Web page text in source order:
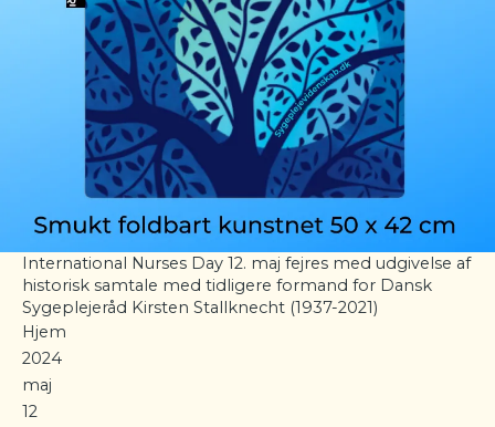
International Nurses Day 12. maj fejres med udgivelse af
historisk samtale med tidligere formand for Dansk
Sygeplejeråd Kirsten Stallknecht (1937-2021)
Hjem
2024
maj
12